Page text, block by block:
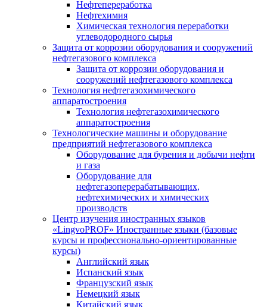
Нефтепереработка
Нефтехимия
Химическая технология переработки
углеводородного сырья
Защита от коррозии оборудования и сооружений
нефтегазового комплекса
Защита от коррозии оборудования и
сооружений нефтегазового комплекса
Технология нефтегазохимического
аппаратостроения
Технология нефтегазохимического
аппаратостроения
Технологические машины и оборудование
предприятий нефтегазового комплекса
Оборудование для бурения и добычи нефти
и газа
Оборудование для
нефтегазоперерабатывающих,
нефтехимических и химических
производств
Центр изучения иностранных языков
«LingvoPROF» Иностранные языки (базовые
курсы и профессионально-ориентированные
курсы)
Английский язык
Испанский язык
Французский язык
Немецкий язык
Китайский язык